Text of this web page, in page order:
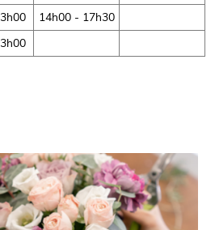
14h00 - 17h30